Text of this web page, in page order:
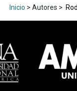
Inicio > Autores >